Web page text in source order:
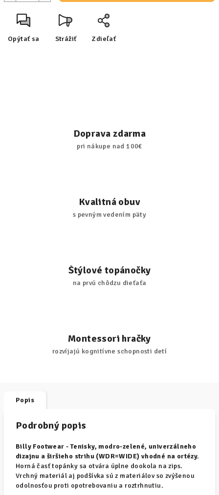
Opýtať sa Strážiť Zdieľať
Doprava zdarma
pri nákupe nad 100€
Kvalitná obuv
s pevným vedením päty
Štýlové topánočky
na prvú chôdzu dieťaťa
Montessori hračky
rozvíjajú kognitívne schopnosti detí
Popis
Podrobný popis
Billy Footwear - Tenisky, modro-zelené, univerzálneho
dizajnu a širšieho strihu (WDR=WIDE) vhodné na ortézy.
Horná časť topánky sa otvára úplne dookola na zips.
Vrchný materiál aj podšívka sú z materiálov so zvýšenou
odolnosťou proti opotrebovaniu a roztrhnutiu.